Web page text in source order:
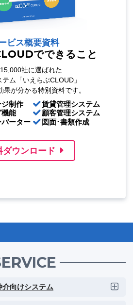
ビス概要資料
でできること
社に選ばれた
ム「いえらぶCLOUD」
果が分かる特別資料です。
制作
機能
ーター
賃貸管理システム
顧客管理システム
図面･書類作成
ダウンロード
介向けシステム